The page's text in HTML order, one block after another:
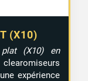
(X10)
(X10) en
expérience